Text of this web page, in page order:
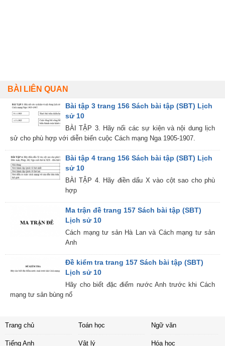
BÀI LIÊN QUAN
Bài tập 3 trang 156 Sách bài tập (SBT) Lịch
sử 10
BÀI TẬP 3. Hãy nối các sự kiện và nội dung lịch
sử cho phù hợp với diễn biến cuộc Cách mạng Nga 1905-1907.
Bài tập 4 trang 156 Sách bài tập (SBT) Lịch
sử 10
BÀI TẬP 4. Hãy điền dấu X vào cột sao cho phù
hợp
Ma trận đề trang 157 Sách bài tập (SBT)
Lịch sử 10
Cách mạng tư sản Hà Lan và Cách mạng tư sản
Anh
Đề kiểm tra trang 157 Sách bài tập (SBT)
Lịch sử 10
Hãy cho biết đặc điểm nước Anh trước khi Cách
mạng tư sản bùng nổ
Trang chủ Toán học Ngữ văn
Tiếng Anh Vật lý Hóa học